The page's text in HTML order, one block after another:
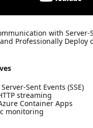
with Server-
Professionally Deploy
Sent Events (SSE)
streaming
Container Apps
monitoring